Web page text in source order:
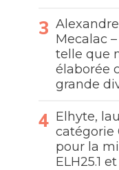
Mecalac
telle que
élaborée
grande
Elhyte,
catégorie
pour la
ELH25.1